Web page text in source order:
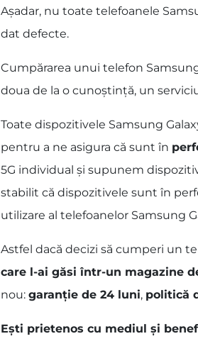
Așadar, nu toate telefoanele
dat defecte.
Cumpărarea unui telefon
doua de la o cunoștință, un
Toate dispozitivele Samsung
pentru a ne asigura că sunt în
5G individual și supunem
stabilit că dispozitivele sunt în
utilizare al telefoanelor Samsung
Astfel dacă decizi să cumperi un
care l-ai găsi într-un magazine
nou: garanție de 24 luni, politică
Ești prietenos cu mediul și